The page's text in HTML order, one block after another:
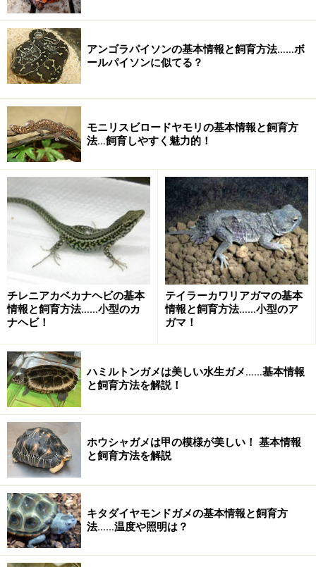
比較的分布が狭い種類
他のカエルガメのように頭部に斑紋はない
ほとんど流通しない
飼育自体はそれほど難しくない
自然での生態はほとんどわかっていない
飼育の基本情報飼育容器60～90cmクラスの水槽や衣装
ケースなど温度25℃程度に保温をする照明紫外線入りの
バスキングランプが必要ろ過できれば、外部式フィルタ
ーと上部フィルター床材（底砂）サンゴ砂などはアルカ
リ性に傾くので不可容器内レイアウト泳げるくらい水深
は深くてよい。陸場は流木を利用する。流木は水中にも
組むこと餌配合飼料を食うのならば、配合飼料でよい。
貝類、メダカやアカムシなどから餌付ける基本的な世話
換水は週に一度、3分の2程度
2週に1回は全換水
週に1度、強制的に乾燥させ甲羅干しをする
※「飼育の基本情報」は「ビバリウムガイドNo.22」「爬
虫・両生類ビジュアルガイド 水棲ガメ１（誠文堂新光
社）」、海外サイトを参考にしました。
＜おすすめINDEX＞
水生ガメのコミュニティサイト
水生ガメfrom All About
Terra Herps.では図鑑作りへのあなたの参加を待っていま
す！
アンゴラパイソンの基本情報と飼育方法……ボ
ールパイソンに似てる？
モニリスビロードヤモリの基本情報と飼育方
法…飼育しやすく魅力的！
チレニアカベカナヘビの基本
情報と飼育方法……小型のカ
ナヘビ！
テイラーカワリアガマの基本
情報と飼育方法……小型のア
ガマ！
ハミルトンガメは美しい水生ガメ……基本情報
と飼育方法を解説！
ホウシャガメは甲の模様が美しい！ 基本情報
と飼育方法を解説
キタダイヤモンドガメの基本情報と飼育方
法……温度や照明は？